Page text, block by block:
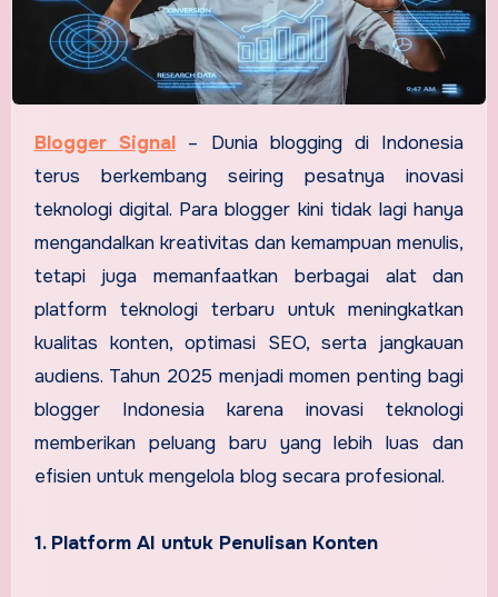
Blogger Signal– Dunia blogging di Indonesia
terus berkembang seiring pesatnya inovasi
teknologi digital. Para blogger kini tidak lagi hanya
mengandalkan kreativitas dan kemampuan menulis,
tetapi juga memanfaatkan berbagai alat dan
platform teknologi terbaru untuk meningkatkan
kualitas konten, optimasi SEO, serta jangkauan
audiens. Tahun 2025 menjadi momen penting bagi
blogger Indonesia karena inovasi teknologi
memberikan peluang baru yang lebih luas dan
efisien untuk mengelola blog secara profesional.
1. Platform AI untuk Penulisan Konten